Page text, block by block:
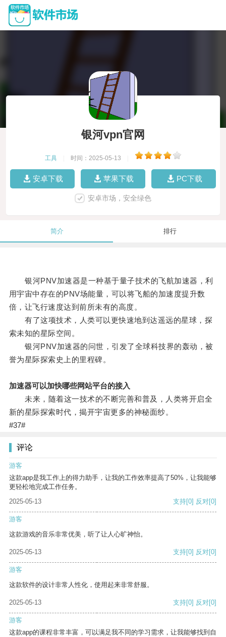
银河vpn官网
工具 时间：2025-05-13
安卓下载 苹果下载 PC下载
安卓市场，安全绿色
简介 排行
银河PNV加速器是一种基于量子技术的飞航加速器，利
用宇宙中存在的PNV场能量，可以将飞船的加速度提升数
倍，让飞行速度达到前所未有的高度。
有了这项技术，人类可以更快速地到达遥远的星球，探
索未知的星际空间。
银河PNV加速器的问世，引发了全球科技界的轰动，被
誉为星际探索史上的里程碑。
加速器可以加快哪些网站平台的接入
未来，随着这一技术的不断完善和普及，人类将开启全
新的星际探索时代，揭开宇宙更多的神秘面纱。
#37#
评论
游客
这款app是我工作上的得力助手，让我的工作效率提高了50%，让我能够
更轻松地完成工作任务。
2025-05-13
支持[0] 反对[0]
游客
这款游戏的音乐非常优美，听了让人心旷神怡。
2025-05-13 支持[0] 反对[0]
游客
这款软件的设计非常人性化，使用起来非常舒服。
2025-05-13 支持[0] 反对[0]
游客
这款app的课程非常丰富，可以满足我不同的学习需求，让我能够找到自